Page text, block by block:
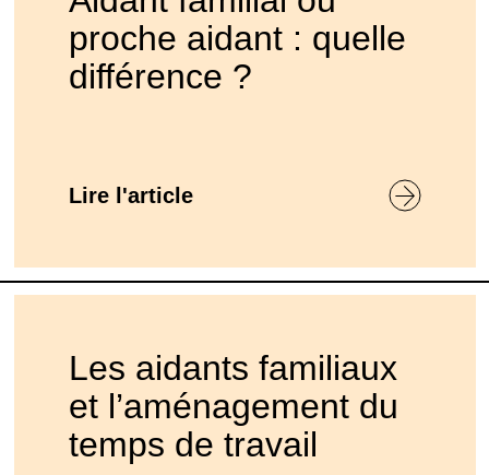
proche aidant : quelle
différence ?
Lire l'article
Les aidants familiaux
et l’aménagement du
temps de travail